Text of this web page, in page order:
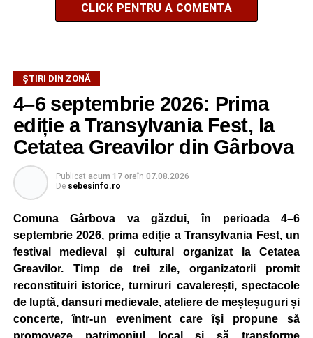
CLICK PENTRU A COMENTA
ȘTIRI DIN ZONĂ
4–6 septembrie 2026: Prima
ediție a Transylvania Fest, la
Cetatea Greavilor din Gârbova
Publicat acum 17 oreîn 07.08.2026
De sebesinfo.ro
Comuna Gârbova va găzdui, în perioada 4–6
septembrie 2026, prima ediție a Transylvania Fest, un
festival medieval și cultural organizat la Cetatea
Greavilor. Timp de trei zile, organizatorii promit
reconstituiri istorice, turniruri cavalerești, spectacole
de luptă, dansuri medievale, ateliere de meșteșuguri și
concerte, într-un eveniment care își propune să
promoveze patrimoniul local și să transforme